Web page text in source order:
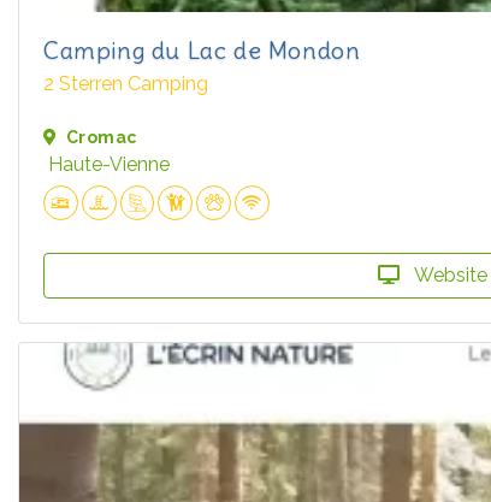
Camping du Lac de Mondon
2 Sterren Camping
Cromac
Haute-Vienne
Website